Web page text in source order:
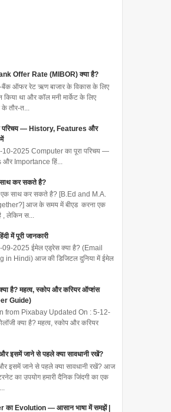
Offer Rate (MIBOR) क्या है?
बैंक ऑफर रेट ऋण बाजार के विकास के लिए
किया था और कॉल मनी मार्केट के लिए
तौर-त...
परिचय — History, Features और
2025 Computer का पूरा परिचय —
और Importance हिं...
साथ कर सकते है?
एक साथ कर सकते है? [B.Ed and M.A.
आज के समय में बीएड करना एक
, लेकिन स...
में पूरी जानकारी
2025 ईमेल एड्रेस क्या है? (Email
in Hindi) आज की डिजिटल दुनिया में ईमेल
क्या है? महत्व, स्कोप और करियर ऑप्शंस
Guide)
from Pixabay Updated On : 5-12-
क्या है? महत्व, स्कोप और करियर
इसमें जाने से पहले क्या सावधानी रखें?
इसमें जाने से पहले क्या सावधानी रखें? आज
का उपयोग हमारी दैनिक जिंदगी का एक
का Evolution — आसान भाषा में समझें |